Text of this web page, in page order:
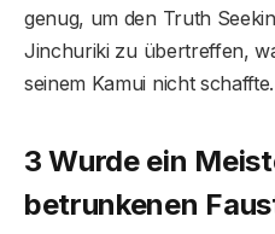
genug, um den Truth
Jinchuriki zu übertreffen,
seinem Kamui nicht schaffte.
3 Wurde ein
betrunkenen